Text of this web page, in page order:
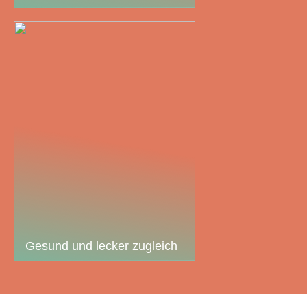
Gesund und lecker zugleich